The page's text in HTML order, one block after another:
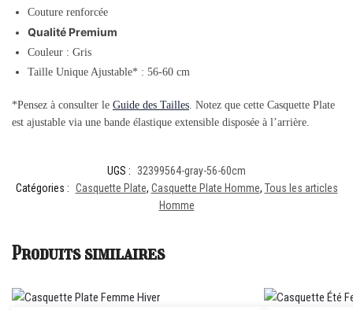
Couture renforcée
Qualité Premium
Couleur : Gris
Taille Unique Ajustable* : 56-60 cm
*Pensez à consulter le Guide des Tailles . Notez que cette Casquette Plate
est ajustable via une bande élastique extensible disposée à l’arrière.
UGS :
32399564-gray-56-60cm
Catégories : Casquette Plate, Casquette Plate Homme, Tous les articles
Homme
Produits similaires